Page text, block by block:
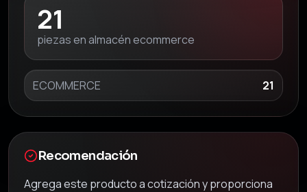
21
piezas en almacén ecommerce
ECOMMERCE 21
Recomendación
Agrega este producto a cotización y proporciona